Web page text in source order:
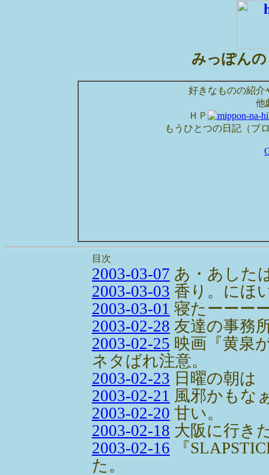
みっぽん
好きなものの紹介
他
ＨＰ
もうひとつの日記（ブ
目次
2003-03-07 あ・あした
2003-03-03 香り。にほ
2003-03-01 寝たーーー
2003-02-28 友達の事務
2003-02-25 映画『黄泉
ネタばれ注意。
2003-02-23 日曜の朝は
2003-02-21 風邪かもな
2003-02-20 甘い。
2003-02-18 大阪に行き
2003-02-16 『
た。